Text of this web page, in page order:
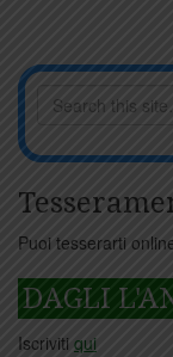
Puoi tesserarti
DAGLI
Iscriviti qui